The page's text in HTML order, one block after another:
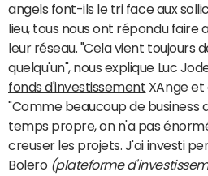
angels font-ils le tri face aux
lieu, tous nous ont répondu
leur réseau. "Cela vient toujours
quelqu'un", nous explique Luc
fonds d'investissement XAnge et
"Comme beaucoup de business
temps propre, on n'a pas
creuser les projets. J'ai investi
Bolero (plateforme